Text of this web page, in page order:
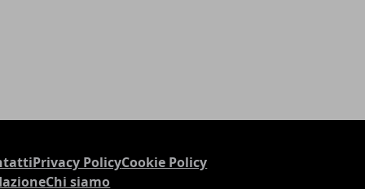
Privacy PolicyCookie Policy
Chi siamo